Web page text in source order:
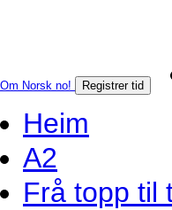
Om Norsk no! Registrer tid
Heim
A2
Frå topp til